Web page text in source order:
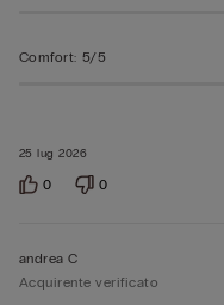
25 lug 2026
Comfort: 5/5
0 0
andrea C
Acquirente verificato